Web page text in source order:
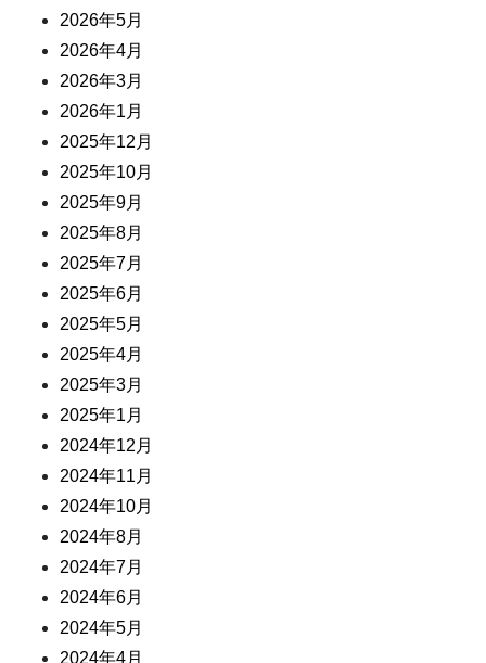
2026年5月
2026年4月
2026年3月
2026年1月
2025年12月
2025年10月
2025年9月
2025年8月
2025年7月
2025年6月
2025年5月
2025年4月
2025年3月
2025年1月
2024年12月
2024年11月
2024年10月
2024年8月
2024年7月
2024年6月
2024年5月
2024年4月